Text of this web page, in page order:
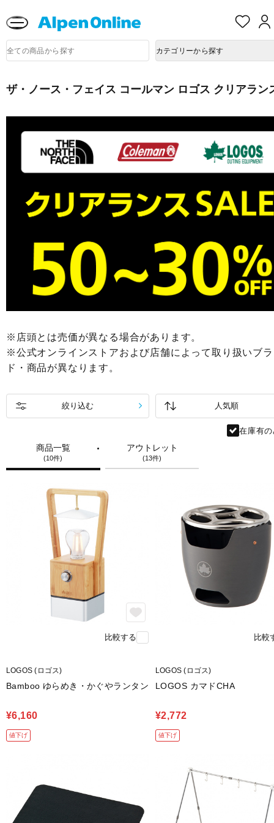
気
商
品
索
カテゴリーから探す
ザ・ノース・フェイス コールマン ロゴス クリアラン
※店頭とは売価が異なる場合があります。
※公式オンラインストアおよび店舗によって取り扱いブ
ド・商品が異なります。
商品一覧
(10件)
アウトレット
(13件)
絞り込む
在庫有
比較する
LOGOS (ロゴス)
Bamboo ゆらめき・かぐやランタン
¥6,160
値下げ
比較
LOGOS (ロゴス)
LOGOS カマドCHA
¥2,772
値下げ